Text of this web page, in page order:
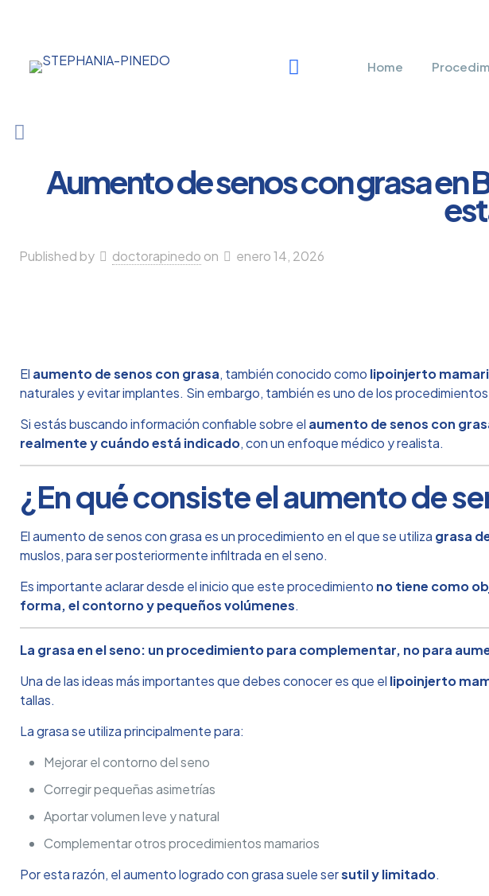
Home
Aumento de senos con grasa
Published by doctorapinedo on enero 14, 2026
El aumento de senos con grasa, también conocido como lipoinjerto
naturales y evitar implantes. Sin embargo, también es uno de los
Si estás buscando información confiable sobre el aumento de senos con
realmente y cuándo está indicado, con un enfoque médico y realista.
¿En qué consiste el aumento de
El aumento de senos con grasa es un procedimiento en el que se utiliza grasa
muslos, para ser posteriormente infiltrada en el seno.
Es importante aclarar desde el inicio que este procedimiento no tiene como
forma, el contorno y pequeños volúmenes.
La grasa en el seno: un procedimiento para complementar, no para
Una de las ideas más importantes que debes conocer es que el lipoinjerto
tallas.
La grasa se utiliza principalmente para:
Mejorar el contorno del seno
Corregir pequeñas asimetrías
Aportar volumen leve y natural
Complementar otros procedimientos mamarios
Por esta razón, el aumento logrado con grasa suele sersutil y limitado.